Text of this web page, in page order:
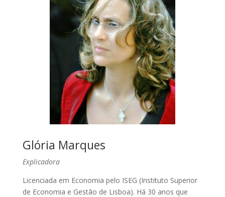
Glória Marques
Explicadora
Licenciada em Economia pelo ISEG (Instituto Superior
de Economia e Gestão de Lisboa). Há 30 anos que